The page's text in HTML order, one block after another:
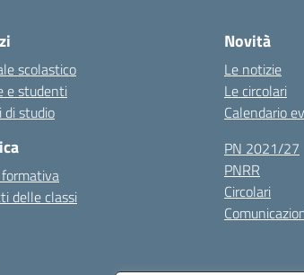
scolastico
e studenti
di studio
delle classi
Novità
Le notizie
Le circolari
Calendario
PN 2021/27
PNRR
Circolari